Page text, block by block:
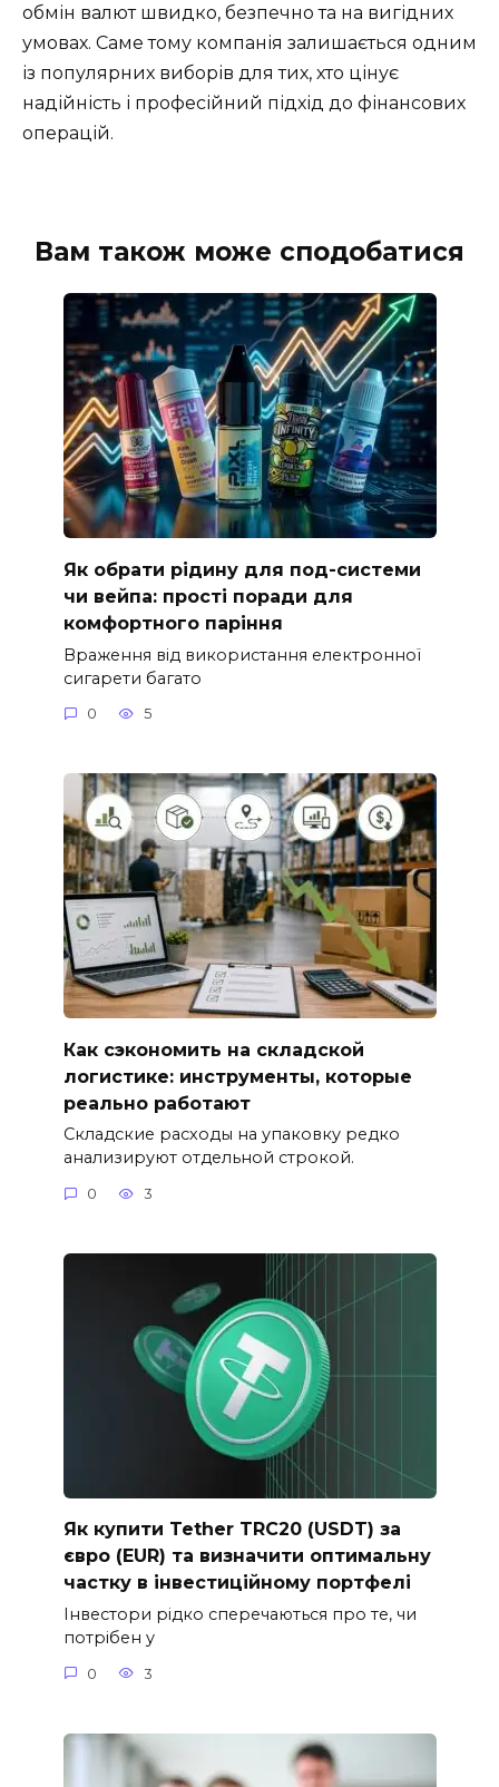
обмін валют швидко, безпечно та на вигідних
умовах. Саме тому компанія залишається одним
із популярних виборів для тих, хто цінує
надійність і професійний підхід до фінансових
операцій.
Вам також може сподобатися
Як обрати рідину для под-системи
чи вейпа: прості поради для
комфортного паріння
Враження від використання електронної
сигарети багато
0 5
Как сэкономить на складской
логистике: инструменты, которые
реально работают
Складские расходы на упаковку редко
анализируют отдельной строкой.
0 3
Як купити Tether TRC20 (USDT) за
євро (EUR) та визначити оптимальну
частку в інвестиційному портфелі
Інвестори рідко сперечаються про те, чи
потрібен у
0 3